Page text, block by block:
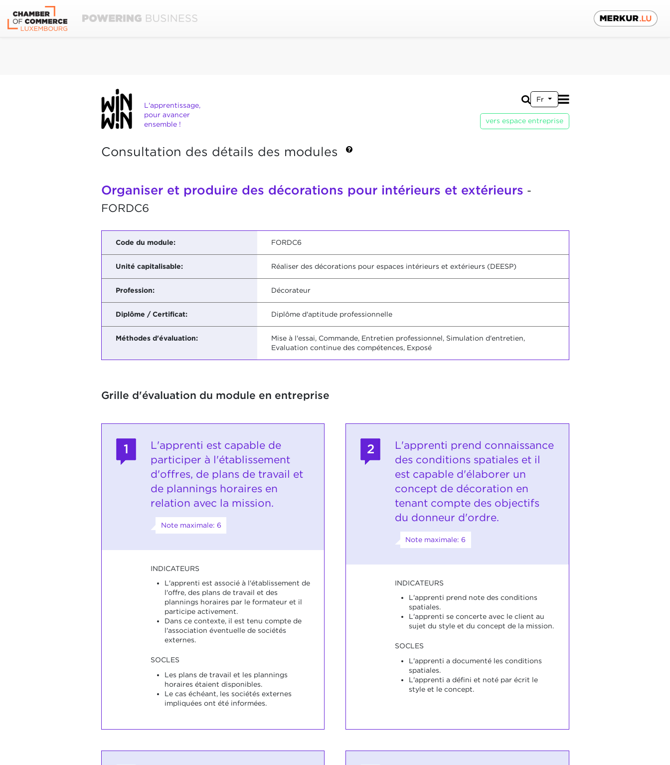
L'apprentissage,
pour avancer
ensemble !
Fr
vers espace entreprise
Consultation des détails des modules
Organiser et produire des décorations pour intérieurs et extérieurs -
FORDC6
Code du module: FORDC6
Unité capitalisable: Réaliser des décorations pour espaces intérieurs et extérieurs (DEESP)
Profession: Décorateur
Diplôme / Certificat: Diplôme d'aptitude professionnelle
Méthodes d'évaluation:
Mise à l'essai, Commande, Entretien professionnel, Simulation d'entretien,
Evaluation continue des compétences, Exposé
Grille d'évaluation du module en entreprise
1
L'apprenti est capable de
participer à l'établissement
d'offres, de plans de travail et
de plannings horaires en
relation avec la mission.
Note maximale: 6
INDICATEURS
L'apprenti est associé à l'établissement de
l'offre, des plans de travail et des
plannings horaires par le formateur et il
participe activement.
Dans ce contexte, il est tenu compte de
l'association éventuelle de sociétés
externes.
SOCLES
Les plans de travail et les plannings
horaires étaient disponibles.
Le cas échéant, les sociétés externes
impliquées ont été informées.
2
L'apprenti prend connaissance
des conditions spatiales et il
est capable d'élaborer un
concept de décoration en
tenant compte des objectifs
du donneur d'ordre.
Note maximale: 6
INDICATEURS
L'apprenti prend note des conditions
spatiales.
L'apprenti se concerte avec le client au
sujet du style et du concept de la mission.
SOCLES
L'apprenti a documenté les conditions
spatiales.
L'apprenti a défini et noté par écrit le
style et le concept.